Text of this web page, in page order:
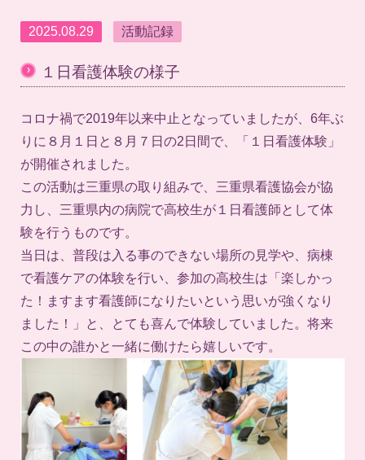
2025.08.29 活動記録
› １日看護体験の様子
コロナ禍で2019年以来中止となっていましたが、6年ぶ
りに８月１日と８月７日の2日間で、「１日看護体験」
が開催されました。
この活動は三重県の取り組みで、三重県看護協会が協
力し、三重県内の病院で高校生が１日看護師として体
験を行うものです。
当日は、普段は入る事のできない場所の見学や、病棟
で看護ケアの体験を行い、参加の高校生は「楽しかっ
た！ますます看護師になりたいという思いが強くなり
ました！」と、とても喜んで体験していました。将来
この中の誰かと一緒に働けたら嬉しいです。